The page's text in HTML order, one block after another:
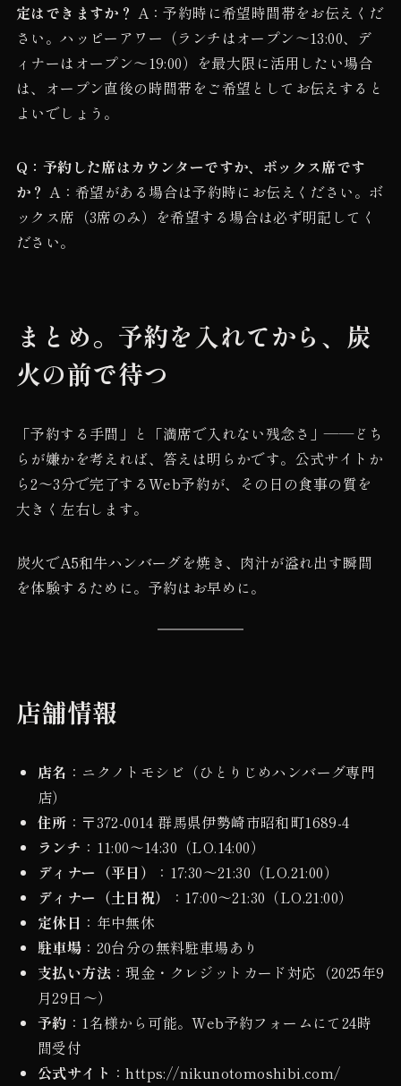
定はできますか？ A：予約時に希望時間帯をお伝えくだ
さい。ハッピーアワー（ランチはオープン〜13:00、デ
ィナーはオープン〜19:00）を最大限に活用したい場合
は、オープン直後の時間帯をご希望としてお伝えすると
よいでしょう。
Q：予約した席はカウンターですか、ボックス席です
か？ A：希望がある場合は予約時にお伝えください。ボ
ックス席（3席のみ）を希望する場合は必ず明記してく
ださい。
まとめ。予約を入れてから、炭
火の前で待つ
「予約する手間」と「満席で入れない残念さ」——どち
らが嫌かを考えれば、答えは明らかです。公式サイトか
ら2〜3分で完了するWeb予約が、その日の食事の質を
大きく左右します。
炭火でA5和牛ハンバーグを焼き、肉汁が溢れ出す瞬間
を体験するために。予約はお早めに。
店舗情報
店名 ：ニクノトモシビ（ひとりじめハンバーグ専門
店）
住所 ：〒372-0014 群馬県伊勢崎市昭和町1689-4
ランチ ：11:00〜14:30（LO.14:00）
ディナー（平日）
：17:30〜21:30（LO.21:00）
ディナー（土日祝）
：17:00〜21:30（LO.21:00）
定休日 ：年中無休
駐車場 ：20台分の無料駐車場あり
支払い方法：現金・クレジットカード対応（2025年9
月29日〜）
予約 ：1名様から可能。Web予約フォームにて24時
間受付
公式サイト ：https://nikunotomoshibi.com/